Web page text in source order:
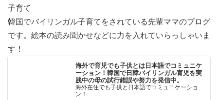
子育て
韓国でバイリンガル子育てをされている先輩ママのブログ
です。絵本の読み聞かせなどに力を入れていらっしゃいま
す！
海外で育児でも子供とは日本語でコミュニケ
ーション！韓国で日韓バイリンガル育児を実
践中の母の試行錯誤や努力を発信中。
海外在住でも子供と日本語でコミュニケーショ
ン！